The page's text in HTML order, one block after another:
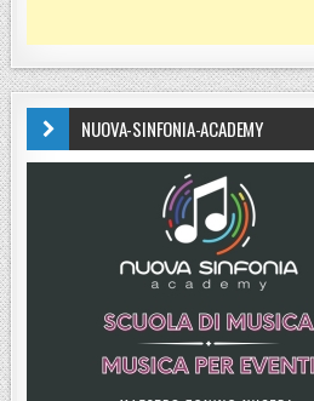
NUOVA-SINFONIA-ACADEMY